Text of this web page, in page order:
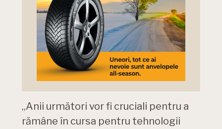
„Anii următori vor fi cruciali pentru a
rămâne în cursa pentru tehnologii